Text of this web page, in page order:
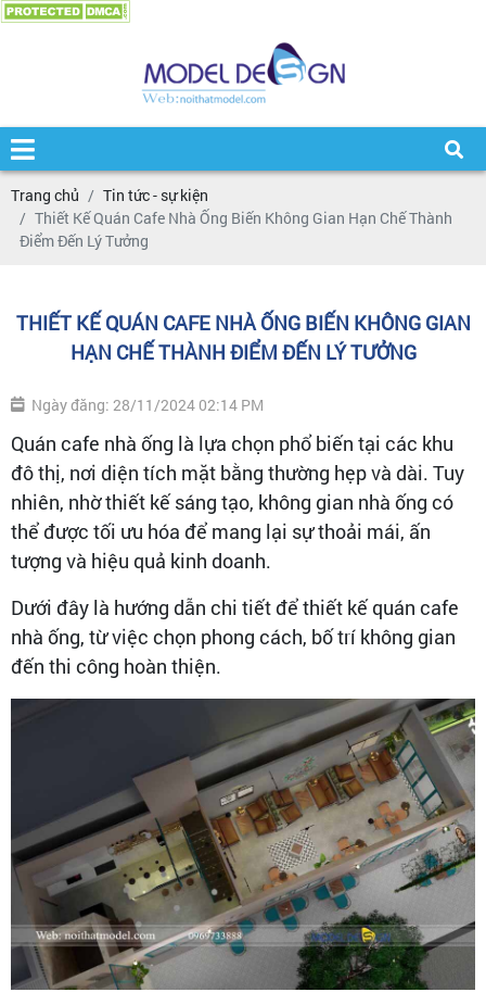
Trang chủ
Tin tức - sự kiện
Thiết Kế Quán Cafe Nhà Ống Biến Không Gian Hạn Chế Thành
Điểm Đến Lý Tưởng
THIẾT KẾ QUÁN CAFE NHÀ ỐNG BIẾN KHÔNG GIAN
HẠN CHẾ THÀNH ĐIỂM ĐẾN LÝ TƯỞNG
Ngày đăng: 28/11/2024 02:14 PM
Quán cafe nhà ống là lựa chọn phổ biến tại các khu
đô thị, nơi diện tích mặt bằng thường hẹp và dài. Tuy
nhiên, nhờ thiết kế sáng tạo, không gian nhà ống có
thể được tối ưu hóa để mang lại sự thoải mái, ấn
tượng và hiệu quả kinh doanh.
Dưới đây là hướng dẫn chi tiết để thiết kế quán cafe
nhà ống, từ việc chọn phong cách, bố trí không gian
đến thi công hoàn thiện.